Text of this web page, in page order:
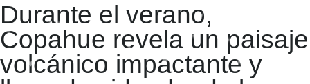
Durante el verano,
Copahue revela un paisaje
volcánico impactante y